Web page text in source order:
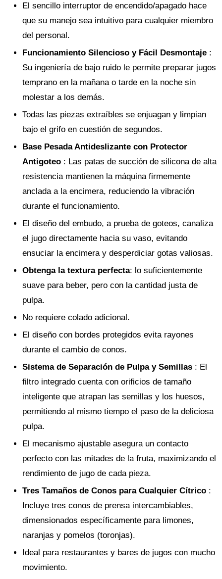
El sencillo interruptor de encendido/apagado hace
que su manejo sea intuitivo para cualquier miembro
del personal.
Funcionamiento Silencioso y Fácil Desmontaje :
Su ingeniería de bajo ruido le permite preparar jugos
temprano en la mañana o tarde en la noche sin
molestar a los demás.
Todas las piezas extraíbles se enjuagan y limpian
bajo el grifo en cuestión de segundos.
Base Pesada Antideslizante con Protector
Antigoteo : Las patas de succión de silicona de alta
resistencia mantienen la máquina firmemente
anclada a la encimera, reduciendo la vibración
durante el funcionamiento.
El diseño del embudo, a prueba de goteos, canaliza
el jugo directamente hacia su vaso, evitando
ensuciar la encimera y desperdiciar gotas valiosas.
Obtenga la textura perfecta: lo suficientemente
suave para beber, pero con la cantidad justa de
pulpa.
No requiere colado adicional.
El diseño con bordes protegidos evita rayones
durante el cambio de conos.
Sistema de Separación de Pulpa y Semillas : El
filtro integrado cuenta con orificios de tamaño
inteligente que atrapan las semillas y los huesos,
permitiendo al mismo tiempo el paso de la deliciosa
pulpa.
El mecanismo ajustable asegura un contacto
perfecto con las mitades de la fruta, maximizando el
rendimiento de jugo de cada pieza.
Tres Tamaños de Conos para Cualquier Cítrico :
Incluye tres conos de prensa intercambiables,
dimensionados específicamente para limones,
naranjas y pomelos (toronjas).
Ideal para restaurantes y bares de jugos con mucho
movimiento.